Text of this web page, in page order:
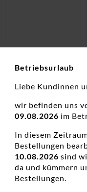
Betriebsurlaub
Liebe Kundinnen
wir befinden uns
09.08.2026 im
In diesem
Bestellungen
10.08.2026 sind
da und kümmern
Bestellungen.